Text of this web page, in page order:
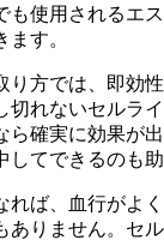
も使用されるエ
す。
り方では、即効
切れないセルラ
ら確実に効果が
てできるのも助
れば、血行がよ
ありません。セ